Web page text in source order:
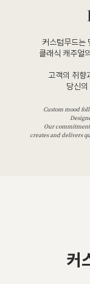
커스텀무드는
클래식 캐주얼
고객의 취향
당신
Custom mood
Our
creates and delivers
커